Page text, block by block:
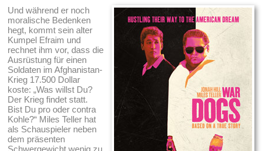
Und während er noch
moralische Bedenken
hegt, kommt sein alter
Kumpel Efraim und
rechnet ihm vor, dass die
Ausrüstung für einen
Soldaten im Afghanistan-
Krieg 17.500 Dollar
koste: „Was willst Du?
Der Krieg findet statt.
Bist Du pro oder contra
Kohle?“ Miles Teller hat
als Schauspieler neben
dem präsenten
Schwergewicht wenig zu